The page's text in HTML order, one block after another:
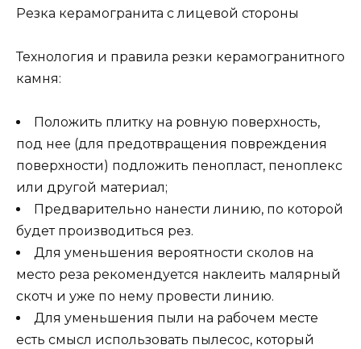
Резка керамогранита с лицевой стороны
Технология и правила резки керамогранитного
камня:
Положить плитку на ровную поверхность,
под нее (для предотвращения повреждения
поверхности) подложить пенопласт, пеноплекс
или другой материал;
Предварительно нанести линию, по которой
будет производиться рез.
Для уменьшения вероятности сколов на
место реза рекомендуется наклеить малярный
скотч и уже по нему провести линию.
Для уменьшения пыли на рабочем месте
есть смысл использовать пылесос, который